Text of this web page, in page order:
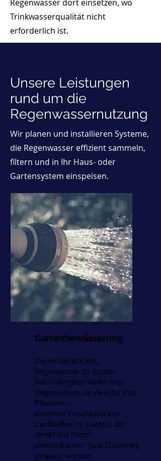
Regenwasser dort einsetzen, wo
Trinkwasserqualität nicht
erforderlich ist.
Unsere Leistungen
rund um die
Regenwassernutzung
Wir planen und installieren Systeme,
die Regenwasser effizient sammeln,
filtern und in Ihr Haus- oder
Gartensystem einspeisen.
Gartenbewässerung
Die einfachste Art,
Regenwasser zu nutzen.
Nachhaltigkeit: Kalkfreies
Regenwasser ist ideal für Ihre
Pflanzen.
Komfort: Installation von
Zapfstellen im Garten, die
direkt aus Ihrem
unterirdischen Tank (Zisterne)
gespeist werden.